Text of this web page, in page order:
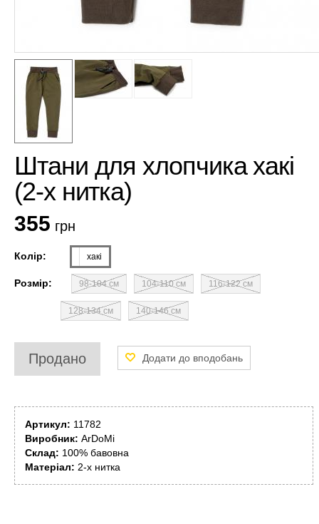
Штани для хлопчика хакі
(2-х нитка)
355 грн
Колір: хакі
Розмір: 98-104 см 104-110 см 116-122 см
128-134 см 140-146 см
Продано
Артикул: 11782
Виробник: ArDoMi
Склад: 100% бавовна
Матеріал: 2-х нитка